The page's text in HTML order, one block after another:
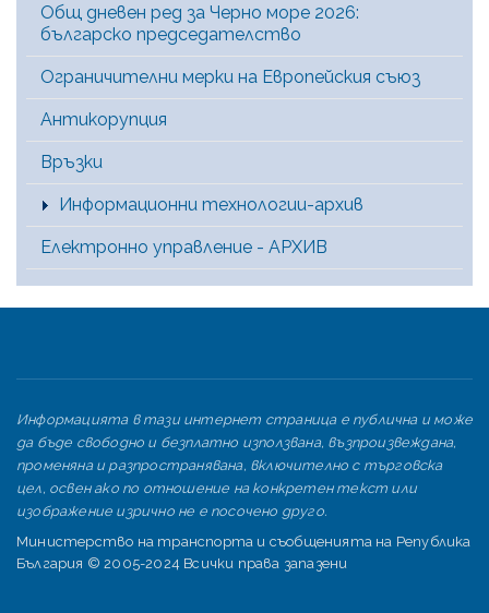
Общ дневен ред за Черно море 2026:
българско председателство
Ограничителни мерки на Европейския съюз
Антикорупция
Връзки
Информационни технологии-архив
Електронно управление - АРХИВ
Информацията в тази интернет страница е публична и може
да бъде свободно и безплатно използвана, възпроизвеждана,
променяна и разпространявана, включително с търговска
цел, освен ако по отношение на конкретен текст или
изображение изрично не е посочено друго.
Министерство на транспорта и съобщенията на Република
България © 2005-2024 Всички права запазени